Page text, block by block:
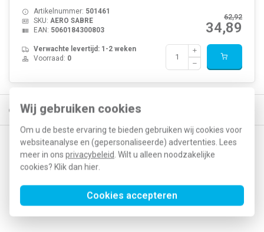
Wij gebruiken cookies
Om u de beste ervaring te bieden gebruiken wij cookies voor
websiteanalyse en (gepersonaliseerde) advertenties. Lees
meer in ons privacybeleid. Wilt u alleen noodzakelijke
cookies? Klik dan hier.
Cookies accepteren
62,92
34,89
Artikelnummer: 501461
SKU: AERO SABRE
EAN: 5060184300803
Verwachte levertijd: 1-2 weken
Voorraad: 0
morgen in huis* 30 dagen retourrecht
Op de hoogte blijven van acties en nieuwe
ontwikkelingen?
Abonneer